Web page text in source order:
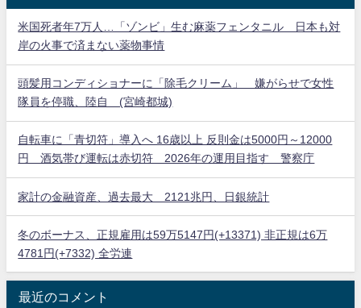
米国死者年7万人…「ゾンビ」生む麻薬フェンタニル 日本も対
岸の火事で済まない薬物事情
頭髪用コンディショナーに「除毛クリーム」 嫌がらせで女性
隊員を停職、陸自 (宮崎都城)
自転車に「青切符」導入へ 16歳以上 反則金は5000円～12000
円 酒気帯び運転は赤切符 2026年の運用目指す 警察庁
家計の金融資産、過去最大 2121兆円、日銀統計
冬のボーナス、正規雇用は59万5147円(+13371) 非正規は6万
4781円(+7332) 全労連
最近のコメント